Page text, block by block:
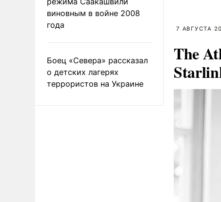
виновным в войне 2008
года
Боец «Севера» рассказал
о детских лагерях
террористов на Украине
7 АВГУСТА
The